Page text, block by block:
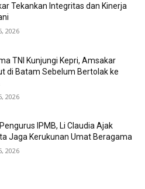
Tekankan Integritas dan Kinerja
2026
TNI Kunjungi Kepri, Amsakar
di Batam Sebelum Bertolak ke
2026
IPMB, Li Claudia Ajak
Jaga Kerukunan Umat Beragama
2026